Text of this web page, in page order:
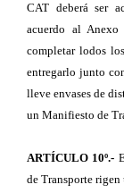
CAT deberá ser
acuerdo al
completar lodos
entregarlo junto
lleve envases de
un Manifiesto de
ARTÍCULO 10º.-
de Transporte